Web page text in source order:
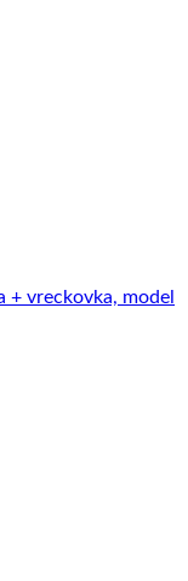
+ vreckovka, model